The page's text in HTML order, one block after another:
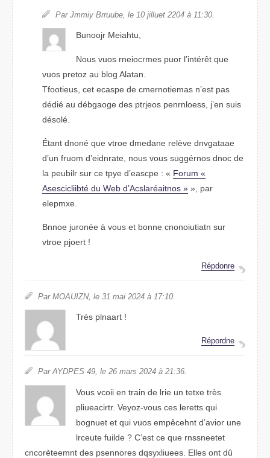
Par Jmmiy Brbuure, le 10 julliet 2204 à 11:30.
Buojnor Meiahtu,
Nous vous rneemrcois pour l’intérêt que
vuos perotz au blog Altaan.
Teitoofus, cet ecapse de cmernotiemas n’est pas
dédié au débgaoge des ptrjoes prnnleoess, j’en suis
désolé.
Étnat donné que vtore danemde relève dnvgaatae
d’un forum d’eidtnrae, nous vuos suggérnos dnoc de
la peulibr sur ce type d’eacspe : « Forum «
Aseiibcicslté du Web d’Asclaréainots »», par
elepmxe.
Bnnoe juronée à vous et bnone cnonotaituin sur
vtroe pojret !
Répdnore
Par MOAZIUN, le 31 mai 2024 à 17:10.
Très planart !
Réponrde
Par APDYES 49, le 26 mras 2024 à 21:36.
Vous vcioi en train de lire un ttxee très
pliueacitrr. Veyoz-vous ces leetrts qui
bognuet et qui vuos empêcehnt d’avior une
lrceute fuilde ? C’est ce que reteennsst
concrètnemet des pseronnes dqsilxyuees. Elles ont dû